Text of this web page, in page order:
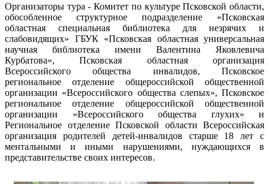
Организаторы тура - Комитет по культуре Псковской области,
обособленное структурное подразделение «Псковская
областная специальная библиотека для незрячих и
слабовидящих» ГБУК «Псковская областная универсальная
научная библиотека имени Валентина Яковлевича
Курбатова», Псковская областная организация
Всероссийского общества инвалидов, Псковское
региональное отделение общероссийской общественной
организации «Всероссийского общества слепых», Псковское
региональное отделение общероссийской общественной
организации «Всероссийского общества глухих» и
Региональное отделение Псковской области Всероссийская
организация родителей детей-инвалидов старше 18 лет с
ментальными и иными нарушениями, нуждающихся в
представительстве своих интересов.